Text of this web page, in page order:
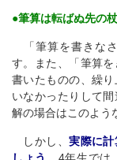
●筆算は転ばぬ先の杖
「筆算を書きな
す。また、「筆算
書いたものの、繰
いなかったりして
解の場合はこのよう
しかし、実際に
しょう。 4年生では